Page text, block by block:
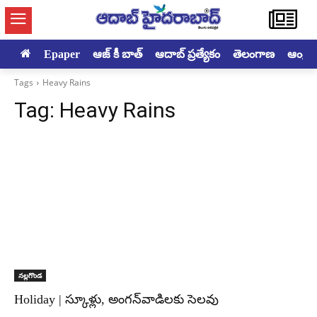
Epaper ఆజ్ కీ బాత్ ఆదాబ్ ప్రత్యేకం తెలంగాణ
Tags Heavy Rains
Tag: Heavy Rains
నల్లగొండ
Holiday | స్కూళ్లు, అంగన్‌వాడిలకు సెలవు